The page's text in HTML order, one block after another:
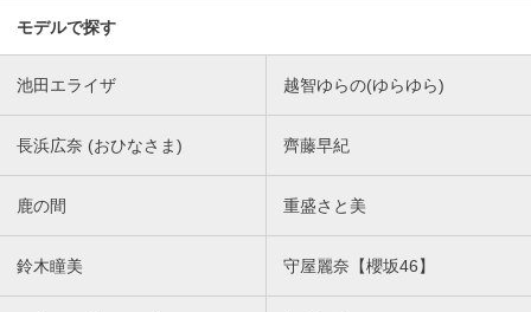
モデルで探す
池田エライザ 越智ゆらの(ゆらゆら)
長浜広奈 (おひなさま) 齊藤早紀
鹿の間 重盛さと美
鈴木瞳美 守屋麗奈【櫻坂46】